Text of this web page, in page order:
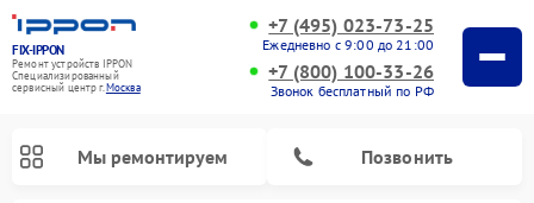
FIX-IPPON
Ремонт устройств IPPON
Специализированный
cервисный центр г.Москва
+7 (495) 023-73-25
Ежедневно с 9:00 до 21:00
+7 (800) 100-33-26
Звонок бесплатный по РФ
Мы ремонтируем Позвонить